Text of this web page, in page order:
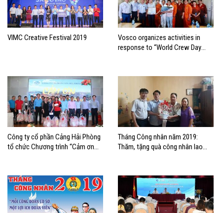
VIMC Creative Festival 2019
Vosco organizes activities in
response to “World Crew Day
Công ty cổ phần Cảng Hải Phòng
tổ chức Chương trình “Cảm ơn
Tháng Công nhân năm 2019:
Thăm, tặng quà công nhân lao
Phòng